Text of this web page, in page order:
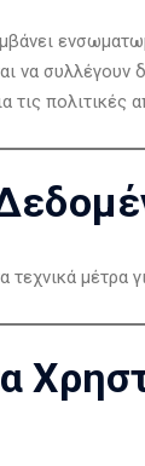
να
τις πολιτικές
τεχνικά